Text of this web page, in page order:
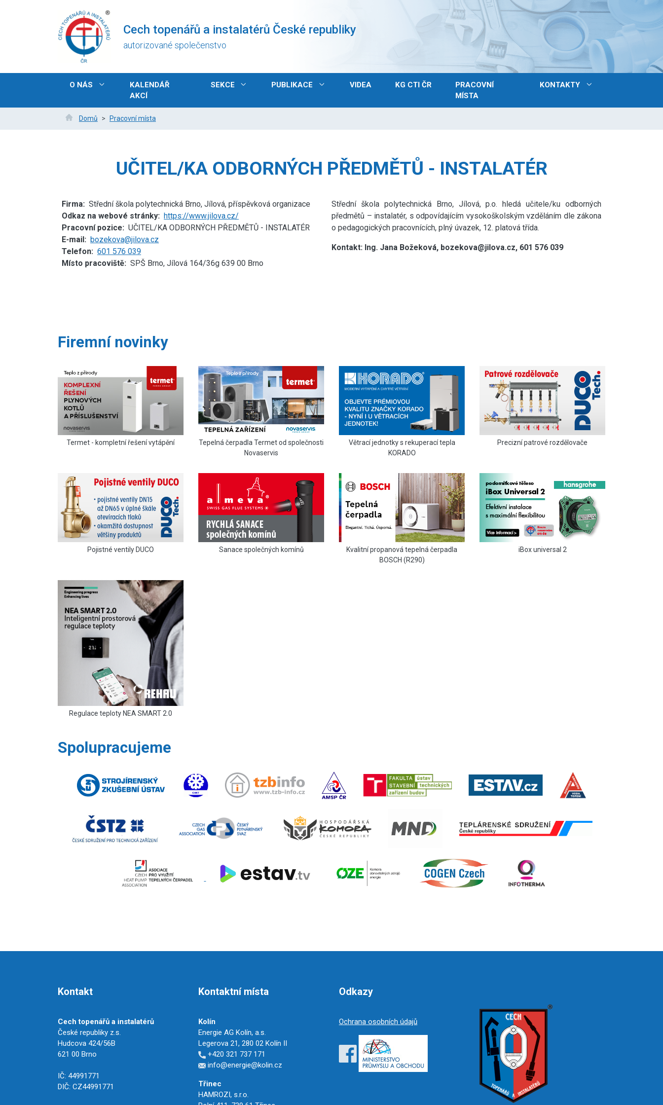
Cech topenářů a instalatérů České republiky
autorizované společenstvo
navigace
O NÁS
KALENDÁŘ
AKCÍ
SEKCE PUBLIKACE VIDEA KG CTI ČR
PRACOVNÍ
MÍSTA
KONTAKTY
Drobečková
navigace
Domů Pracovní místa
UČITEL/KA ODBORNÝCH PŘEDMĚTŮ - INSTALATÉR
Firma
Střední škola polytechnická Brno, Jílová, příspěvková organizace
Odkaz na webové stránky
https://www.jilova.cz/
Pracovní pozice
UČITEL/KA ODBORNÝCH PŘEDMĚTŮ - INSTALATÉR
E-mail
bozekova@jilova.cz
Telefon
601 576 039
Místo pracoviště
SPŠ Brno, Jílová 164/36g 639 00 Brno
Střední škola polytechnická Brno, Jílová, p.o. hledá učitele/ku odborných
předmětů – instalatér, s odpovídajícím vysokoškolským vzděláním dle zákona
o pedagogických pracovnících, plný úvazek, 12. platová třída.
Kontakt: Ing. Jana Božeková, bozekova@jilova.cz, 601 576 039
Firemní novinky
Termet - kompletní řešení vytápění
Tepelná čerpadla Termet od společnosti
Novaservis
Větrací jednotky s rekuperací tepla
KORADO
Precizní patrové rozdělovače
Pojistné ventily DUCO Sanace společných komínů
Kvalitní propanová tepelná čerpadla
BOSCH (R290)
iBox universal 2
Regulace teploty NEA SMART 2.0
Spolupracujeme
Kontakt
Cech topenářů a instalatérů
České republiky z.s.
Hudcova 424/56B
621 00 Brno
IČ: 44991771
DIČ: CZ44991771
Kontaktní místa
Kolín
Energie AG Kolín, a.s.
Legerova 21, 280 02 Kolín II
+420 321 737 171
info@energie@kolin.cz
Třinec
HAMROZI, s.r.o.
Odkazy
Ochrana osobních údajů